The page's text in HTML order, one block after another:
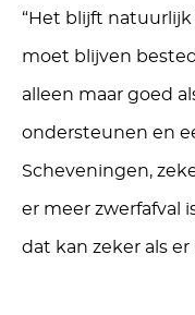
“Het blijft natuurlijk
moet blijven
alleen maar goed
ondersteunen en
Scheveningen,
er meer zwerfafval
dat kan zeker als